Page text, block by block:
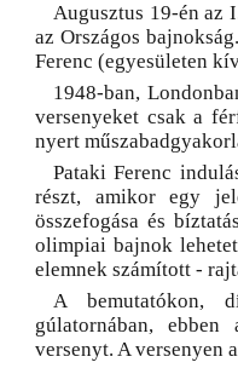
Augusztus 19-én az
az Országos
Ferenc (egyesületen
1948-ban,
versenyeket csak a
nyert
Pataki Ferenc
részt, amikor egy
összefogása és
olimpiai bajnok
elemnek számított -
A bemutatókon,
gúlatornában,
versenyt. A versenyen